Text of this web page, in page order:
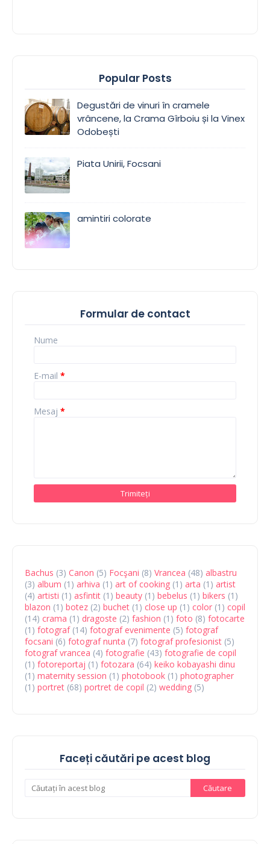
Popular Posts
Degustări de vinuri în cramele
vrâncene, la Crama Gîrboiu și la Vinex
Odobești
Piata Unirii, Focsani
amintiri colorate
Formular de contact
Nume
E-mail *
Mesaj *
Bachus (3) Canon (5) Focşani (8) Vrancea (48) albastru
(3) album (1) arhiva (1) art of cooking (1) arta (1) artist
(4) artisti (1) asfintit (1) beauty (1) bebelus (1) bikers (1)
blazon (1) botez (2) buchet (1) close up (1) color (1) copil
(14) crama (1) dragoste (2) fashion (1) foto (8) fotocarte
(1) fotograf (14) fotograf evenimente (5) fotograf
focsani (6) fotograf nunta (7) fotograf profesionist (5)
fotograf vrancea (4) fotografie (43) fotografie de copil
(1) fotoreportaj (1) fotozara (64) keiko kobayashi dinu
(1) maternity session (1) photobook (1) photographer
(1) portret (68) portret de copil (2) wedding (5)
Faceți căutări pe acest blog